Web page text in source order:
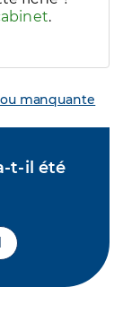
.
manquante
t-il été